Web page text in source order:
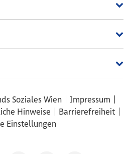
Soziales Wien
Impressum
Hinweise
Barrierefreiheit
Einstellungen